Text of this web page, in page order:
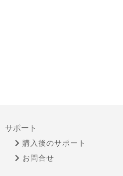
サポート
購入後のサポート
お問合せ